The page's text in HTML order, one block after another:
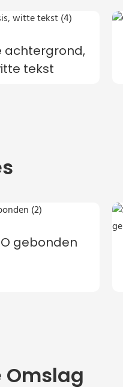
achtergrond,
tekst
gebonden
Omslag